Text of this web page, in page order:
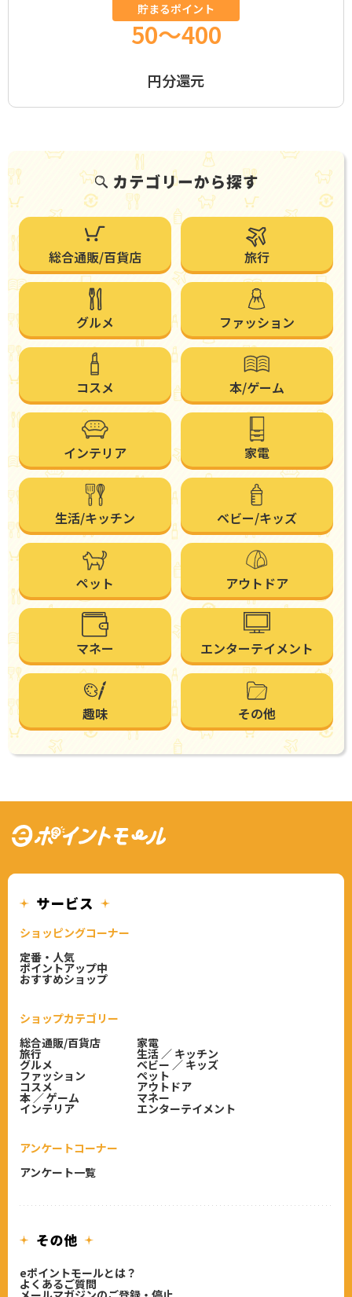
総合通販/百貨店 旅行
グルメ ファッション
コスメ 本/ゲーム
インテリア 家電
生活/キッチン ベビー/キッズ
ペット アウトドア
マネー エンターテイメント
趣味 その他
貯まるポイント
50～400
円分還元
ショッピングコーナー
定番・人気
ポイントアップ中
おすすめショップ
アンケートコーナー
アンケート一覧
ショップカテゴリー
総合通販/百貨店
旅行
グルメ
ファッション
コスメ
本 ／ ゲーム
インテリア
家電
生活 ／ キッチン
ベビー ／ キッズ
ペット
アウトドア
マネー
エンターテイメント
eポイントモールとは？
よくあるご質問